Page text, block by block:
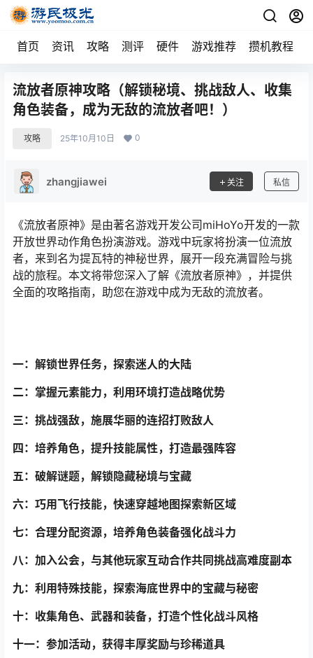
首页 资讯 攻略 测评 硬件 游戏推荐 攒机教程
流放者原神攻略（解锁秘境、挑战敌人、收集
角色装备，成为无敌的流放者吧！）
攻略 25年10月10日 0
zhangjiawei 关注 私信
《流放者原神》是由著名游戏开发公司miHoYo开发的一款
开放世界动作角色扮演游戏。游戏中玩家将扮演一位流放
者，来到名为提瓦特的神秘世界，展开一段充满冒险与挑
战的旅程。本文将带您深入了解《流放者原神》，并提供
全面的攻略指南，助您在游戏中成为无敌的流放者。
一：解锁世界任务，探索迷人的大陆
二：掌握元素能力，利用环境打造战略优势
三：挑战强敌，施展华丽的连招打败敌人
四：培养角色，提升技能属性，打造最强阵容
五：破解谜题，解锁隐藏秘境与宝藏
六：巧用飞行技能，快速穿越地图探索新区域
七：合理分配资源，培养角色装备强化战斗力
八：加入公会，与其他玩家互动合作共同挑战高难度副本
九：利用特殊技能，探索海底世界中的宝藏与秘密
十：收集角色、武器和装备，打造个性化战斗风格
十一：参加活动，获得丰厚奖励与珍稀道具